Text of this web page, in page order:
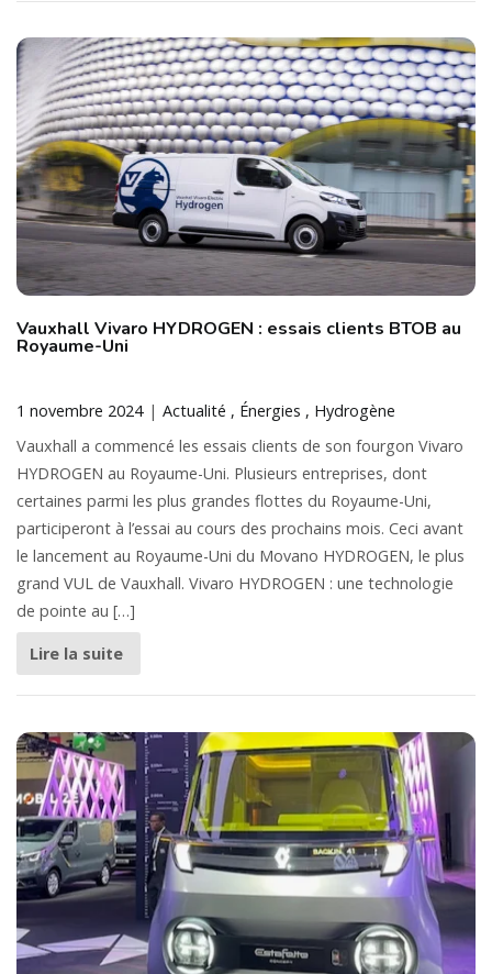
Vauxhall Vivaro HYDROGEN : essais clients BTOB au
Royaume-Uni
1 novembre 2024 Actualité Énergies
Hydrogène
Vauxhall a commencé les essais clients de son fourgon Vivaro
HYDROGEN au Royaume-Uni. Plusieurs entreprises, dont
certaines parmi les plus grandes flottes du Royaume-Uni,
participeront à l’essai au cours des prochains mois. Ceci avant
le lancement au Royaume-Uni du Movano HYDROGEN, le plus
grand VUL de Vauxhall. Vivaro HYDROGEN : une technologie
de pointe au […]
Lire la suite